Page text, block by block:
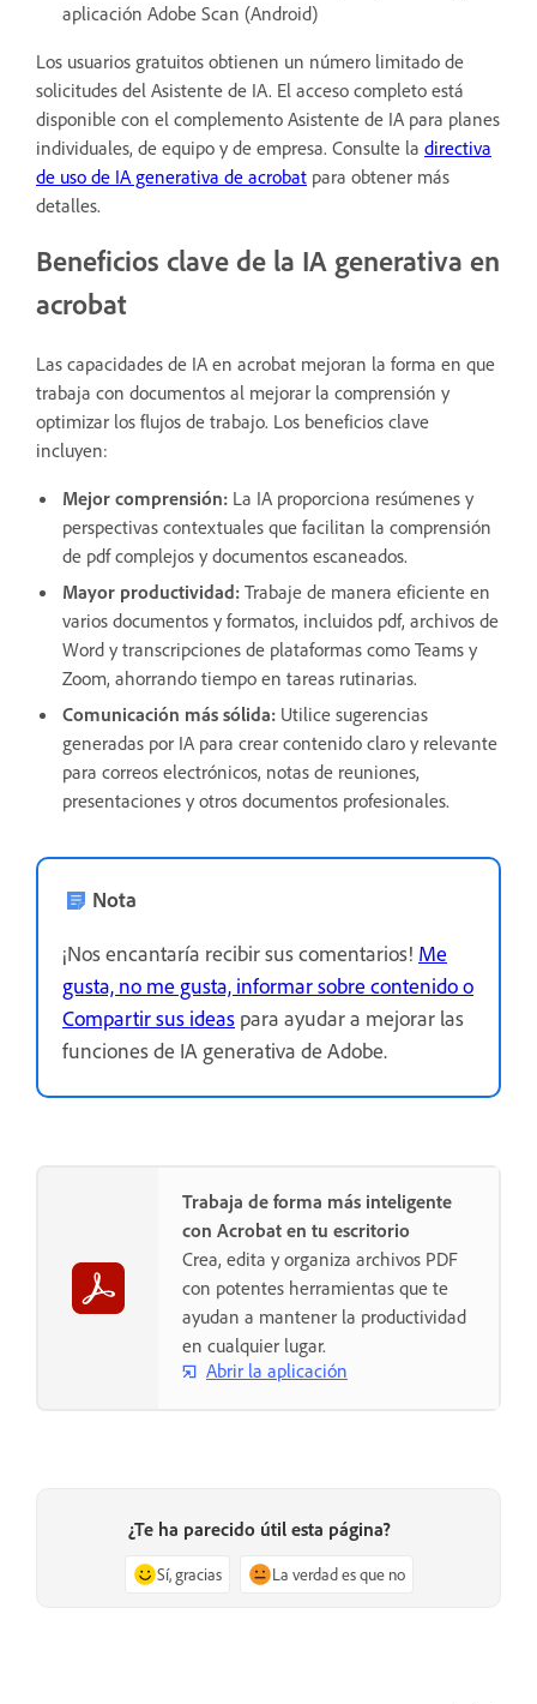
aplicación Adobe Scan (Android)
Los usuarios gratuitos obtienen un número limitado de
solicitudes del Asistente de IA. El acceso completo está
disponible con el complemento Asistente de IA para planes
individuales, de equipo y de empresa. Consulte la directiva
de uso de IA generativa de acrobat para obtener más
detalles.
Beneficios clave de la IA generativa en
acrobat
Las capacidades de IA en acrobat mejoran la forma en que
trabaja con documentos al mejorar la comprensión y
optimizar los flujos de trabajo. Los beneficios clave
incluyen:
Mejor comprensión: La IA proporciona resúmenes y
perspectivas contextuales que facilitan la comprensión
de pdf complejos y documentos escaneados.
Mayor productividad: Trabaje de manera eficiente en
varios documentos y formatos, incluidos pdf, archivos de
Word y transcripciones de plataformas como Teams y
Zoom, ahorrando tiempo en tareas rutinarias.
Comunicación más sólida: Utilice sugerencias
generadas por IA para crear contenido claro y relevante
para correos electrónicos, notas de reuniones,
presentaciones y otros documentos profesionales.
Nota
¡Nos encantaría recibir sus comentarios! Me
gusta, no me gusta, informar sobre contenido o
Compartir sus ideas para ayudar a mejorar las
funciones de IA generativa de Adobe.
Trabaja de forma más inteligente
con Acrobat en tu escritorio
Crea, edita y organiza archivos PDF
con potentes herramientas que te
ayudan a mantener la productividad
en cualquier lugar.
Abrir la aplicación
¿Te ha parecido útil esta página?
Sí, gracias La verdad es que no